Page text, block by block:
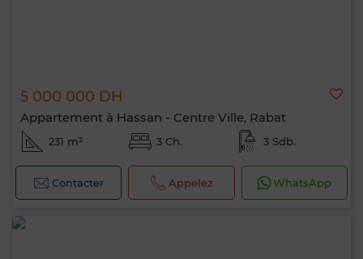
5 000 000 DH
Appartement à Hassan - Centre Ville, Rabat
231 m² 3 Ch. 3 Sdb.
Contacter Appelez WhatsApp